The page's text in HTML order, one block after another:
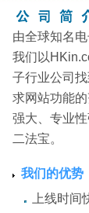
由全球知名
我们以
子行业公司
求网站功能
强大、专业
二法宝。
我们的优势
上线时